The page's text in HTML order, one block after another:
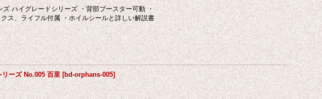
ハイグレードシリーズ ・背部ブースター可動 ・
ス、ライフル付属 ・ホイルシールと詳しい解説書
ーズ No.005 百里 [bd-orphans-005]